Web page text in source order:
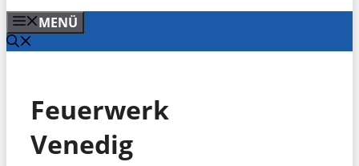
MENÜ
Feuerwerk
Venedig